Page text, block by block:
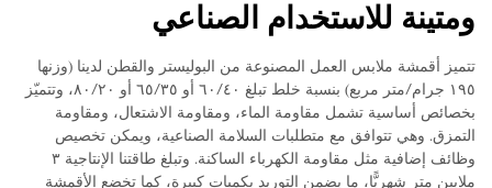
ومتينة للاستخدام الصناعي
تتميز أقمشة ملابس العمل المصنوعة من البوليستر والقطن لدينا (وزنها
١٩٥ جرام/متر مربع) بنسبة خلط تبلغ ٦٠/٤٠ أو ٦٥/٣٥ أو ٨٠/٢٠، وتتميّز
بخصائص أساسية تشمل مقاومة الماء، ومقاومة الاشتعال، ومقاومة
التمزق. وهي تتوافق مع متطلبات السلامة الصناعية، ويمكن تخصيص
وظائف إضافية مثل مقاومة الكهرباء الساكنة. وتبلغ طاقتنا الإنتاجية ٣
ملايين متر شهريًّا، ما يضمن التوريد بكميات كبيرة، كما تخضع الأقمشة